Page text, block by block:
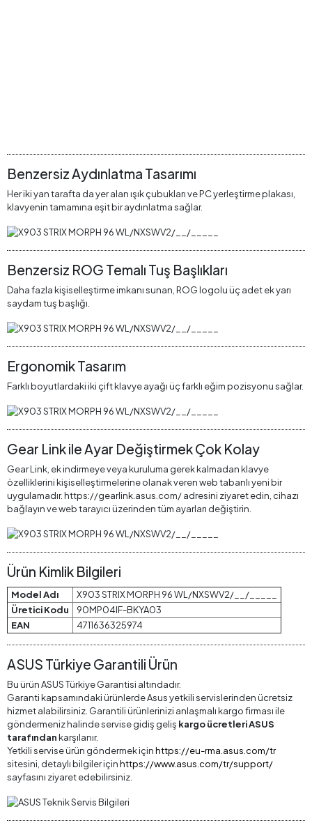
Benzersiz Aydınlatma Tasarımı
Her iki yan tarafta da yer alan ışık çubukları ve PC yerleştirme plakası,
klavyenin tamamına eşit bir aydınlatma sağlar.
Benzersiz ROG Temalı Tuş Başlıkları
Daha fazla kişiselleştirme imkanı sunan, ROG logolu üç adet ek yarı
saydam tuş başlığı.
Ergonomik Tasarım
Farklı boyutlardaki iki çift klavye ayağı üç farklı eğim pozisyonu sağlar.
Gear Link ile Ayar Değiştirmek Çok Kolay
Gear Link, ek indirmeye veya kuruluma gerek kalmadan klavye
özelliklerini kişiselleştirmelerine olanak veren web tabanlı yeni bir
uygulamadır. https://gearlink.asus.com/ adresini ziyaret edin, cihazı
bağlayın ve web tarayıcı üzerinden tüm ayarları değiştirin.
Ürün Kimlik Bilgileri
Model Adı
X903 STRIX MORPH 96 WL/NXSWV2/__/_____
Üretici Kodu
90MP04IF-BKYA03
EAN
4711636325974
ASUS Türkiye Garantili Ürün
Bu ürün ASUS Türkiye Garantisi altındadır.
Garanti kapsamındaki ürünlerde Asus yetkili servislerinden ücretsiz
hizmet alabilirsiniz. Garantili ürünlerinizi anlaşmalı kargo firması ile
göndermeniz halinde servise gidiş geliş kargo ücretleri ASUS
tarafındankarşılanır.
Yetkili servise ürün göndermek içinhttps://eu-rma.asus.com/tr
sitesini, detaylı bilgiler içinhttps://www.asus.com/tr/support/
sayfasını ziyaret edebilirsiniz.